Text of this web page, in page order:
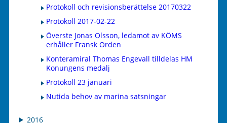
Protokoll och revisionsberättelse 20170322
Protokoll 2017-02-22
Överste Jonas Olsson, ledamot av KÖMS
erhåller Fransk Orden
Konteramiral Thomas Engevall tilldelas HM
Konungens medalj
Protokoll 23 januari
Nutida behov av marina satsningar
2016